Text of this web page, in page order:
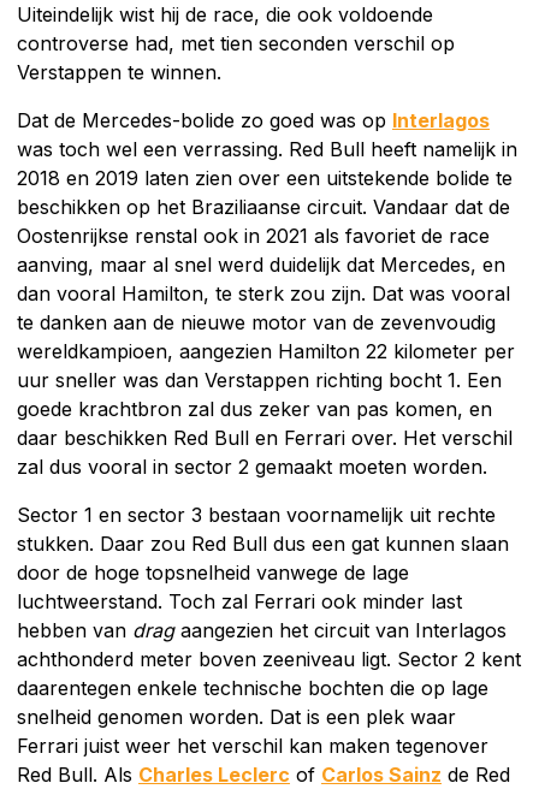
Uiteindelijk wist hij de race, die ook voldoende
controverse had, met tien seconden verschil op
Verstappen te winnen.
Dat de Mercedes-bolide zo goed was op Interlagos
was toch wel een verrassing. Red Bull heeft namelijk in
2018 en 2019 laten zien over een uitstekende bolide te
beschikken op het Braziliaanse circuit. Vandaar dat de
Oostenrijkse renstal ook in 2021 als favoriet de race
aanving, maar al snel werd duidelijk dat Mercedes, en
dan vooral Hamilton, te sterk zou zijn. Dat was vooral
te danken aan de nieuwe motor van de zevenvoudig
wereldkampioen, aangezien Hamilton 22 kilometer per
uur sneller was dan Verstappen richting bocht 1. Een
goede krachtbron zal dus zeker van pas komen, en
daar beschikken Red Bull en Ferrari over. Het verschil
zal dus vooral in sector 2 gemaakt moeten worden.
Sector 1 en sector 3 bestaan voornamelijk uit rechte
stukken. Daar zou Red Bull dus een gat kunnen slaan
door de hoge topsnelheid vanwege de lage
luchtweerstand. Toch zal Ferrari ook minder last
hebben van dragaangezien het circuit van Interlagos
achthonderd meter boven zeeniveau ligt. Sector 2 kent
daarentegen enkele technische bochten die op lage
snelheid genomen worden. Dat is een plek waar
Ferrari juist weer het verschil kan maken tegenover
Red Bull. Als Charles Leclerc of Carlos Sainz de Red